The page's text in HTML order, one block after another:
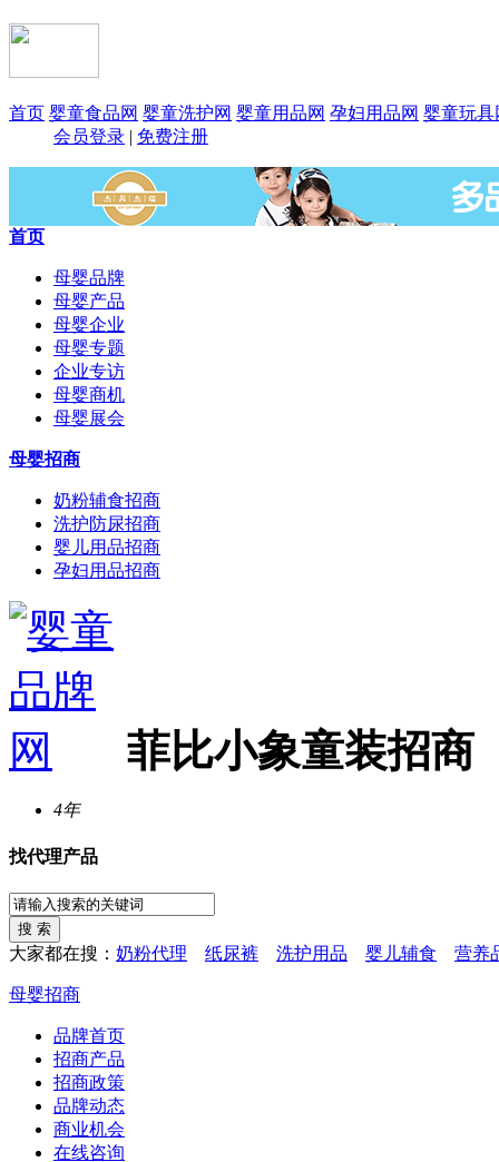
首页 婴童食品网 婴童洗护网 婴童用品网 孕妇用品网 婴童玩具
会员登录 | 免费注册
首页
母婴品牌
母婴产品
母婴企业
母婴专题
企业专访
母婴商机
母婴展会
母婴招商
奶粉辅食招商
洗护防尿招商
婴儿用品招商
孕妇用品招商
菲比小象童装招商
4年
找代理产品
大家都在搜： 奶粉代理 纸尿裤 洗护用品 婴儿辅食 营养
母婴招商
品牌首页
招商产品
招商政策
品牌动态
商业机会
在线咨询